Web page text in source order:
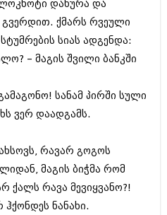
დახურა და
გვერდით. ქმარს რვეული
სიას ადგენდა:
– მაგის შვილი ბანკში
სანამ პირში სული
ვერ დაადგამს.
რავარ გოგოს
მაგის ბიჭმა რომ
ქალს რავა მევიყვანო?!
ნანახი.